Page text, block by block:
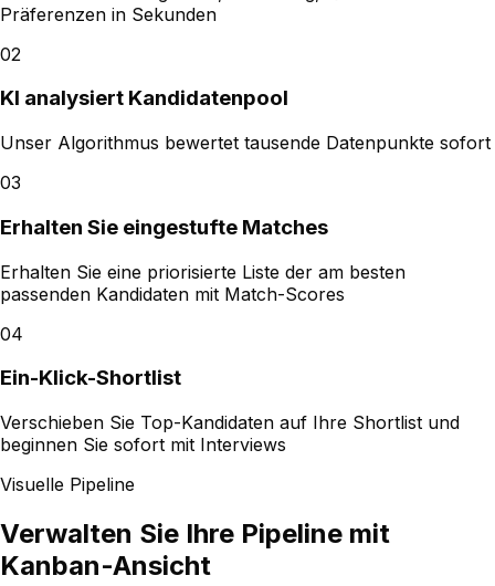
Präferenzen in Sekunden
02
KI analysiert Kandidatenpool
Unser Algorithmus bewertet tausende Datenpunkte sofort
03
Erhalten Sie eingestufte Matches
Erhalten Sie eine priorisierte Liste der am besten
passenden Kandidaten mit Match-Scores
04
Ein-Klick-Shortlist
Verschieben Sie Top-Kandidaten auf Ihre Shortlist und
beginnen Sie sofort mit Interviews
Visuelle Pipeline
Verwalten Sie Ihre Pipeline mit
Kanban-Ansicht